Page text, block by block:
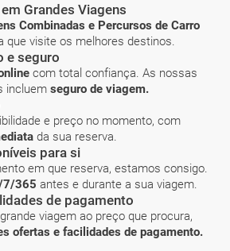
Grandes Viagens
Combinadas e Percursos de Carro
que visite os melhores destinos.
e seguro
com total confiança. As nossas
incluem seguro de viagem.
e preço no momento, com
da sua reserva.
para si
em que reserva, estamos consigo.
7/365 antes e durante a sua viagem.
de pagamento
viagem ao preço que procura,
ofertas e facilidades de pagamento.